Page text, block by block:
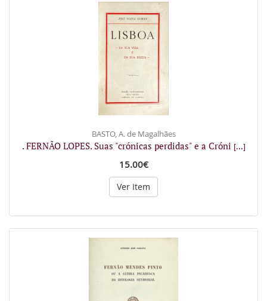
BASTO, A. de Magalhães
. FERNÃO LOPES. Suas "crónicas perdidas" e a Cróni [...]
15.00€
Ver Item